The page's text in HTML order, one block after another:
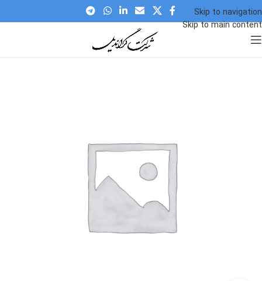
Skip to navigation
Skip to main content